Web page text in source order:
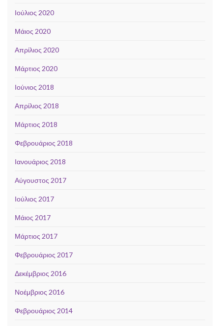
Ιούλιος 2020
Μάιος 2020
Απρίλιος 2020
Μάρτιος 2020
Ιούνιος 2018
Απρίλιος 2018
Μάρτιος 2018
Φεβρουάριος 2018
Ιανουάριος 2018
Αύγουστος 2017
Ιούλιος 2017
Μάιος 2017
Μάρτιος 2017
Φεβρουάριος 2017
Δεκέμβριος 2016
Νοέμβριος 2016
Φεβρουάριος 2014